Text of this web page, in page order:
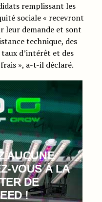
remplissant les
sociale « recevront
leur demande et sont
technique, des
d’intérêt et des
», a-t-il déclaré.
AUCUNE
VOUS À LA
DE
!